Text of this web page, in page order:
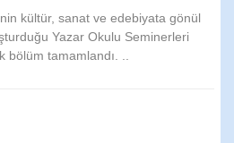
kültür, sanat ve edebiyata gönül
Yazar Okulu Seminerleri
bölüm tamamlandı. ..